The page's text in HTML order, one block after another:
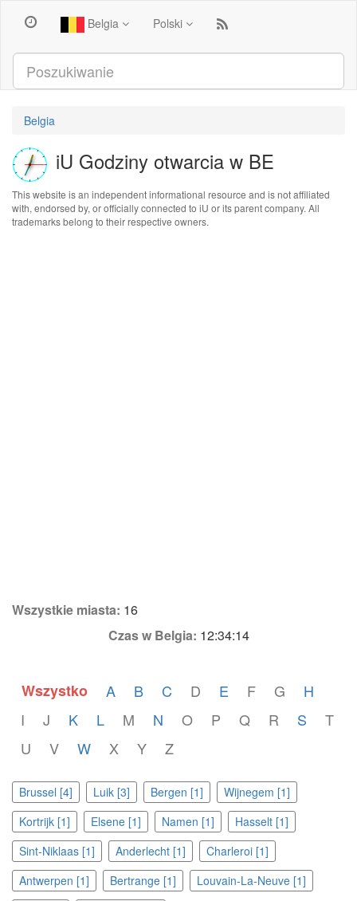
Belgia Polski
Belgia
iU Godziny otwarcia w BE
This website is an independent informational resource and is not affiliated
with, endorsed by, or officially connected to iU or its parent company. All
trademarks belong to their respective owners.
Wszystkie miasta: 16
Czas w Belgia: 12:34:14
Wszystko A B C D E F G
H
I
J K L M N O P Q R S
T
U
V W X Y Z
Brussel [4] Luik [3] Bergen [1]
Wijnegem [1]
Kortrijk [1]
Elsene [1] Namen [1]
Hasselt [1]
Sint-Niklaas [1]
Anderlecht [1]
Charleroi [1]
Antwerpen [1]
Bertrange [1]
Louvain-La-Neuve [1]